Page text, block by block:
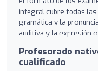
integral cubre todas las
gramática y la
auditiva y la expresión
Profesorado
cualificado